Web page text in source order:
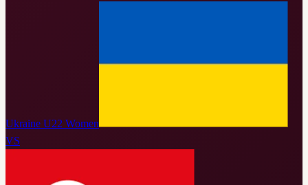
Ukraine U22 Women
VS